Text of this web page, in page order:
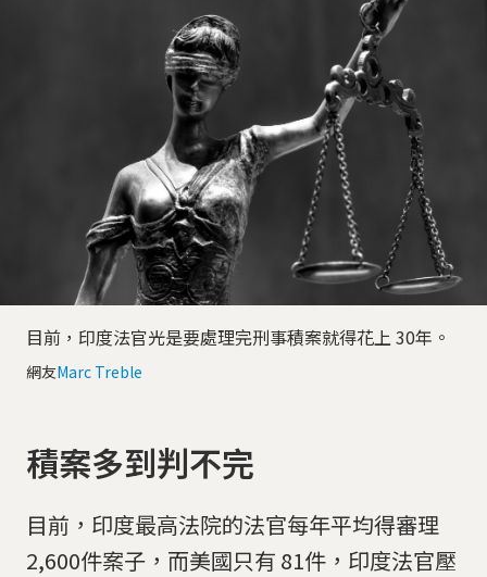
目前，印度法官光是要處理完刑事積案就得花上 30年。
網友Marc Treble
積案多到判不完
目前，印度最高法院的法官每年平均得審理
2,600件案子，而美國只有 81件，印度法官壓